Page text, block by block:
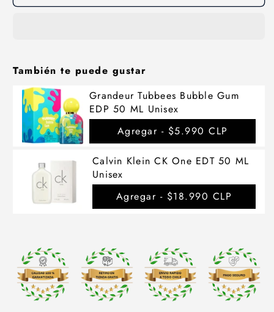
También te puede gustar
Grandeur Tubbees Bubble Gum
EDP 50 ML Unisex
Agregar - $5.990 CLP
Calvin Klein CK One EDT 50 ML
Unisex
Agregar - $18.990 CLP